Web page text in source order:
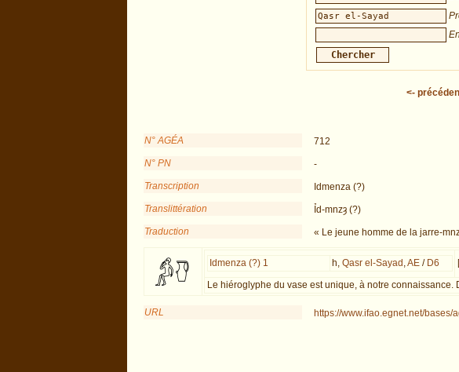
<-
N° AGÉA
712
N° PN
-
Transcription
Idmenza (?)
Translittération
Ỉd-mnzȝ (?)
Traduction
« Le jeune homme de la jarre-
Idmenza (?) 1 h,Qasr el-Sayad ,AE / D6
Le hiéroglyphe du vase est unique, à notre connaissance.
URL https://www.ifao.egnet.net/bases/